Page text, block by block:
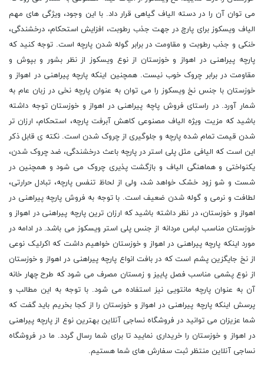
می توان آن را در دسته الیاف گیاهی قرار داد. با این وجود، ویژگی های مهم
الیاف ویسکوز برای پارچ در جهت جذب رطوبت، افزایش استحکام، درخشندگی،
خنکی و جذب رطوبت و مقاومت در برابر گوله شدن پارچه است. توجه کنید که
پارچه پیراهنی در اهواز و خوزستان از نوع ویسکوز از نظر بشور و بپوش و
مقاومت در برابر چروک خوب نیست. همچنین اینکه پارچه پیراهنی در اهواز و
خوزستان با جنس نخ ویسکوز را می توان به عنوان پارچه نخی در زبان عام به
شمار آورد. در راستای فروش پاچه پیراهنی در اهواز و خوزستان توجه داشته
باشید که مزیت ویژه الیاف مصنوعی کاهش آبرفت پارچه، استحکام، ارزان تر
شدن قیمت تمام شده پارچه و جلوگیری از چروک شدن است. نکته ی قابل ذکر
این است که الیافی مثل پلی استر در پارچه باعث درخشندگی، ضد چروک شدن،
یکنواختی و هماهنگی الیاف و بازگشت پذیری چروک می شود و همچنین در
شست و شو زود خشک خواهد شد، ولی از لحاظ تنفس پارچه، تبادل حرارتی،
لطافت و نرمی و گوله شدن ضعیف است. با توجه به فروش پارچه پیراهنی در
اهواز و خوزستان، در نظر داشته باشید که ارزان ترین پارچه پیراهنی در اهواز و
خوزستان مناسب لباس مردانه از جنس پلی استر ویسکوز می باشد. در ادامه در
مورد اینکه پارچه پیراهنی در اهواز و خوزستان خواهیم داشت که اکرلیک نوعی
از نخ جایگزین پشم است که در بافت انواع پارچه پیراهنی در اهواز و خوزستان
از نوع پشمی مناسب فصل پاییز و زمستان مصرف می شود که طرح چهار خانه
آن به عنوان پارچه مانتویی نیز استفاده می شود. با توجه به این مطالب و
پرسش اینکه پارچه پیراهنی در اهواز و خوزستان را از کجا بخریم باید گفت که
شما عزیزان می توانید در فروشگاه نساجی آنلاین بهترین نوع از پارچه پیراهنی
در اهواز و خوزستان را خریداری نمایید تا برای شما رسال گردد. ما در فروشگاه
نساجی آنلاین منتظر ثبت سفارش های شما هستیم.